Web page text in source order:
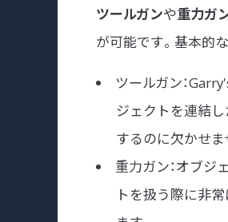
ツールガンや重力ガ
が可能です。基本的
ツールガン：
ジェクトを連結
するのに欠かせま
重力ガン：オブジ
トを扱う際に非